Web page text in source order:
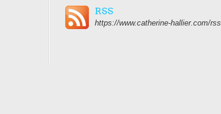
RSS
https://www.catherine-hallier.com/rss